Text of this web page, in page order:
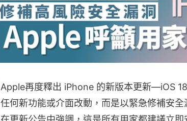
Apple再度釋出 iPhone 的新版本更新—iOS
任何新功能或介面改動，而是以緊急修補安